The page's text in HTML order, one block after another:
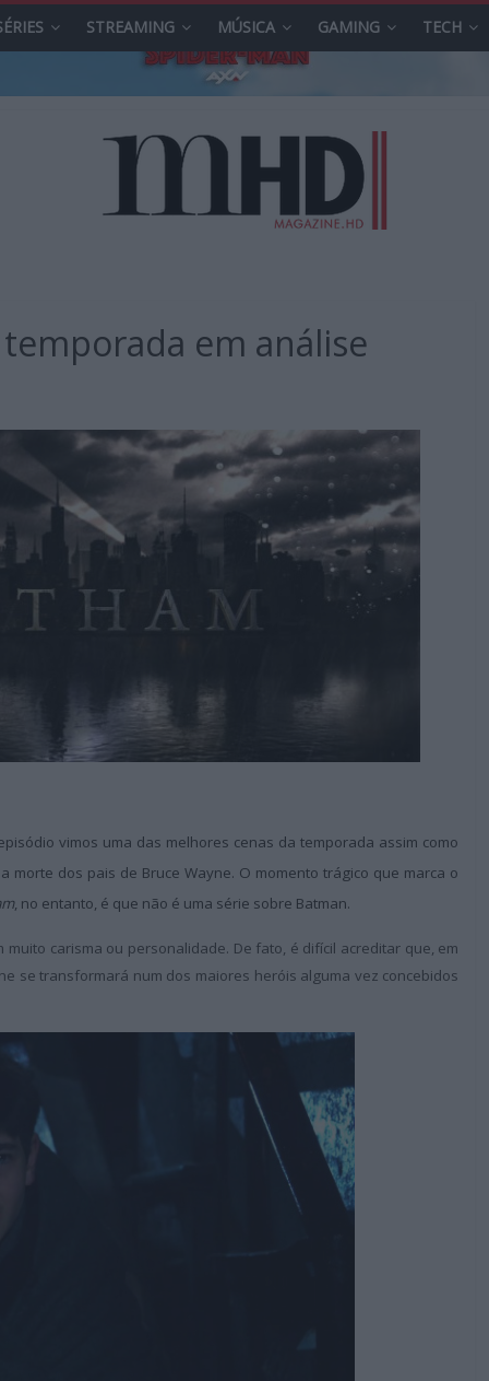
STREAMING MÚSICA GAMING TECH
em análise
vimos uma das melhores cenas da temporada assim como
morte dos pais de Bruce Wayne. O momento trágico que marca o
, no entanto, é que não é uma série sobre Batman.
muito carisma ou personalidade. De fato, é difícil acreditar que, em
se transformará num dos maiores heróis alguma vez concebidos